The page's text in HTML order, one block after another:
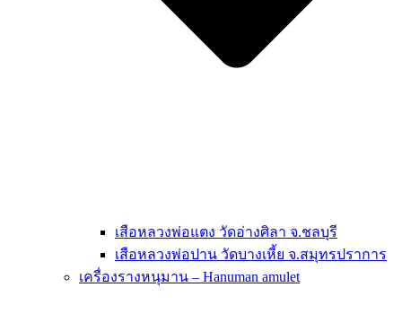
เสือหลวงพ่อแตง วัดอ่างศิลา จ.ชลบุรี
เสือหลวงพ่อปาน วัดบางเหี้ย จ.สมุทรปราการ
เครื่องรางหนุมาน – Hanuman amulet